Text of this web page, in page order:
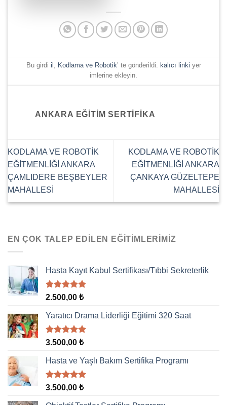
Bu girdi il , Kodlama ve Robotik’ te gönderildi. kalıcı linki yer
imlerine ekleyin.
ANKARA EĞITIM SERTIFIKA
KODLAMA VE ROBOTİK
EĞİTMENLİĞİ ANKARA
ÇAMLIDERE BEŞBEYLER
MAHALLESİ
KODLAMA VE ROBOTİK
EĞİTMENLİĞİ ANKARA
ÇANKAYA GÜZELTEPE
MAHALLESİ
EN ÇOK TALEP EDILEN EĞITIMLERIMIZ
Hasta Kayıt Kabul Sertifikası/Tıbbi Sekreterlik
5 üzerinden
aldı
2.500,00 ₺
Yaratıcı Drama Liderliği Eğitimi 320 Saat
5 üzerinden
aldı
3.500,00 ₺
Hasta ve Yaşlı Bakım Sertifika Programı
5 üzerinden
aldı
3.500,00 ₺